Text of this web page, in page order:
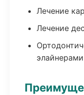
Лечение
Лечение
элайнерами